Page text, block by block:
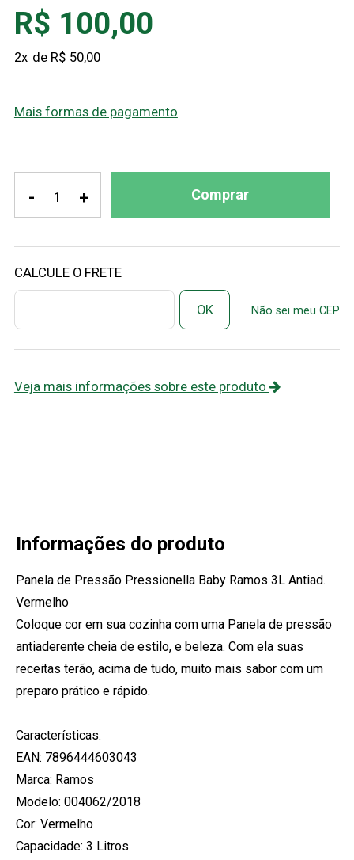
R$ 100,00
2x R$ 50,00
Mais formas de pagamento
- + Comprar
Não sei meu CEP
Veja mais informações sobre este produto
Informações do produto
Panela de Pressão Pressionella Baby Ramos 3L Antiad.
Vermelho
Coloque cor em sua cozinha com uma Panela de pressão
antiaderente cheia de estilo, e beleza. Com ela suas
receitas terão, acima de tudo, muito mais sabor com um
preparo prático e rápido.
Características:
EAN: 7896444603043
Marca: Ramos
Modelo: 004062/2018
Cor: Vermelho
Capacidade: 3 Litros